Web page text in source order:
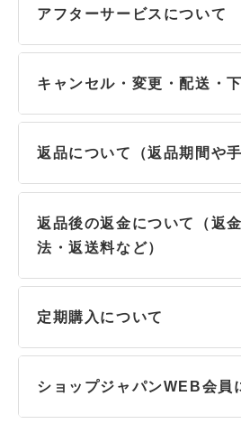
アフターサービスについて
キャンセル・変更・配送・
返品について（返品期間や手
返品後の返金について（返
法・返送料など）
定期購入について
ショップジャパンWEB会員